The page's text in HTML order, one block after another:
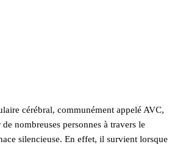
cérébral, communément appelé AVC,
nombreuses personnes à travers le
silencieuse. En effet, il survient lorsque